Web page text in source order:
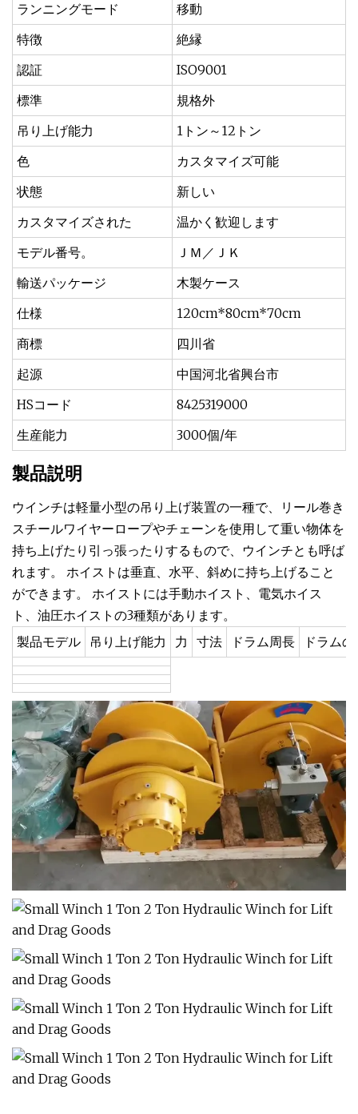
ランニングモード
移動
特徴
絶縁
認証
ISO9001
標準
規格外
吊り上げ能力
1トン～12トン
色
カスタマイズ可能
状態
新しい
カスタマイズされた
温かく歓迎します
モデル番号。
ＪＭ／ＪＫ
輸送パッケージ
木製ケース
仕様
120cm*80cm*70cm
商標
四川省
起源
中国河北省興台市
HSコード
8425319000
生産能力
3000個/年
製品説明
ウインチは軽量小型の吊り上げ装置の一種で、リール巻き
スチールワイヤーロープやチェーンを使用して重い物体を
持ち上げたり引っ張ったりするもので、ウインチとも呼ば
れます。 ホイストは垂直、水平、斜めに持ち上げること
ができます。 ホイストには手動ホイスト、電気ホイス
ト、油圧ホイストの3種類があります。
製品モデル
吊り上げ能力 力 寸法 ドラム周長 ドラム